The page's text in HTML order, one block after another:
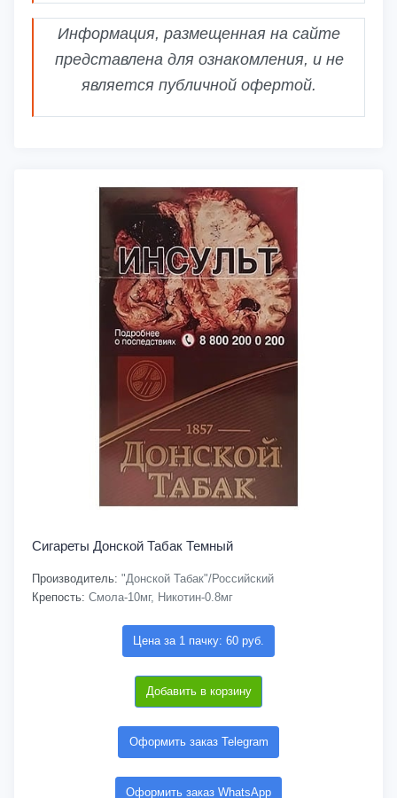
Информация, размещенная на сайте
представлена для ознакомления, и не
является публичной офертой.
Сигареты Донской Табак Темный
Производитель: "Донской Табак"/Российский
Крепость: Смола-10мг, Никотин-0.8мг
Цена за 1 пачку: 60 руб.
Добавить в корзину
Оформить заказ Telegram
Оформить заказ WhatsApp